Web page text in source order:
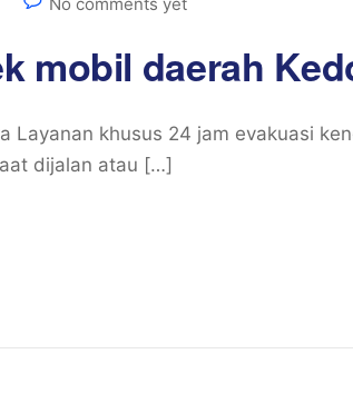
mobil daerah
Layanan khusus 24 jam evakuasi
dijalan atau […]